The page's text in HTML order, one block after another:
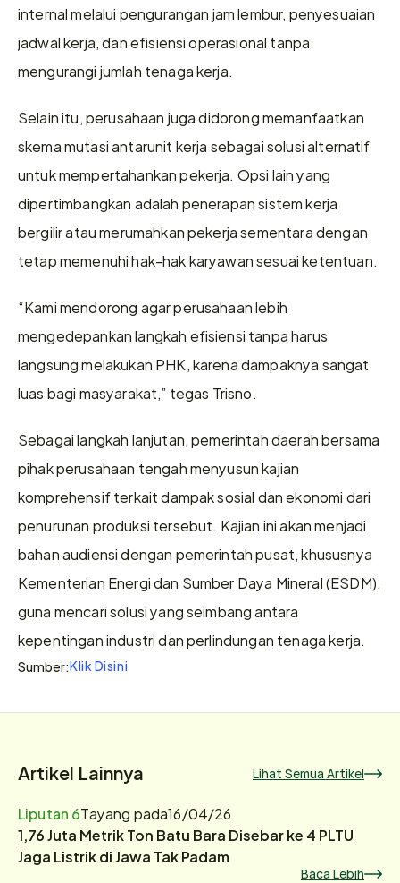
internal melalui pengurangan jam lembur, penyesuaian
jadwal kerja, dan efisiensi operasional tanpa
mengurangi jumlah tenaga kerja.
Selain itu, perusahaan juga didorong memanfaatkan
skema mutasi antarunit kerja sebagai solusi alternatif
untuk mempertahankan pekerja. Opsi lain yang
dipertimbangkan adalah penerapan sistem kerja
bergilir atau merumahkan pekerja sementara dengan
tetap memenuhi hak-hak karyawan sesuai ketentuan.
“Kami mendorong agar perusahaan lebih
mengedepankan langkah efisiensi tanpa harus
langsung melakukan PHK, karena dampaknya sangat
luas bagi masyarakat,” tegas Trisno.
Sebagai langkah lanjutan, pemerintah daerah bersama
pihak perusahaan tengah menyusun kajian
komprehensif terkait dampak sosial dan ekonomi dari
penurunan produksi tersebut. Kajian ini akan menjadi
bahan audiensi dengan pemerintah pusat, khususnya
Kementerian Energi dan Sumber Daya Mineral (ESDM),
guna mencari solusi yang seimbang antara
kepentingan industri dan perlindungan tenaga kerja.
Sumber:Klik Disini
Artikel Lainnya Lihat Semua Artikel
Liputan 6Tayang pada16/04/26
1,76 Juta Metrik Ton Batu Bara Disebar ke 4 PLTU
Jaga Listrik di Jawa Tak Padam
Baca Lebih